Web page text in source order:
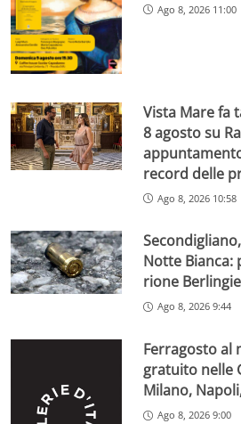
Ago 8, 2026 11:00
Vista Mare fa
8 agosto su
record delle
Ago 8, 2026 10:58
Notte Bianca:
rione
Ago 8, 2026 9:44
Ferragosto al
gratuito nelle
Milano,
Ago 8, 2026 9:00